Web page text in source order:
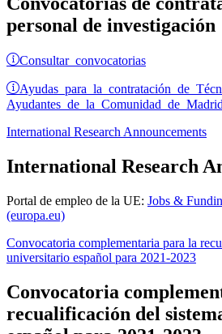
personal de investigación
Consultar convocatorias
Ayudas para la contratación de
Ayudantes de la Comunidad de
International Research Announcements
International Research
Portal de empleo de la UE: Jobs &
(europa.eu)
Convocatoria complementaria para la
universitario español para 2021-2023
Convocatoria
recualificación del